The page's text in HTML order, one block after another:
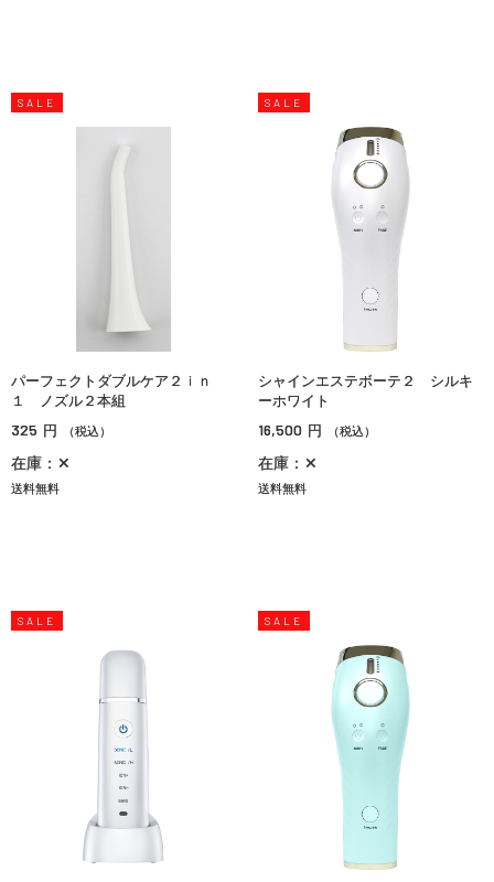
SALE
パーフェクトダブルケア２ｉｎ
１ ノズル２本組
325 円 （税込）
在庫：✕
送料無料
SALE
シャインエステボーテ２ シルキ
ーホワイト
16,500 円 （税込）
在庫：✕
送料無料
SALE SALE